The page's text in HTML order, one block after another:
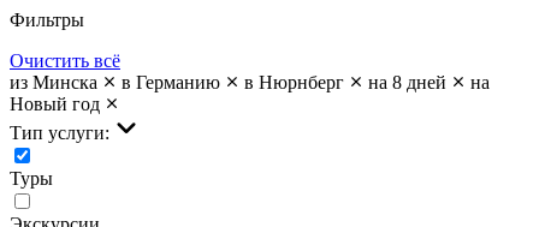
Фильтры
Очистить всё
из Минска
в Германию в Нюрнберг на 8 дней
на
Новый год
Тип услуги:
Туры